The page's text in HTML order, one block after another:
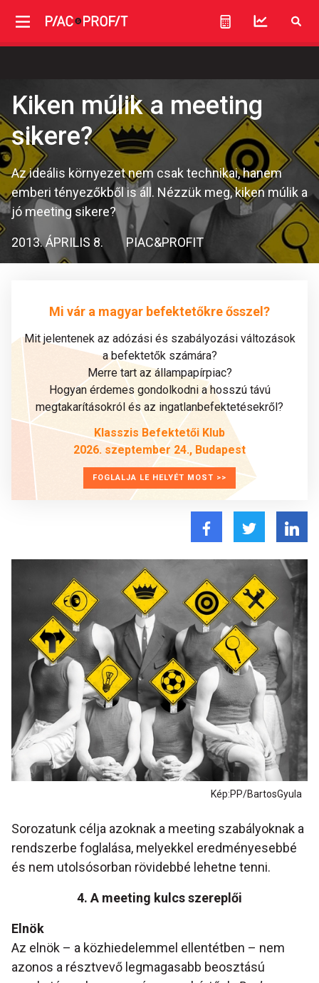
Kiken múlik a meeting
sikere?
Az ideális környezet nem csak technikai, hanem
emberi tényezőkből is áll. Nézzük meg, kiken múlik a
jó meeting sikere?
2013. ÁPRILIS 8. PIAC&PROFIT
Mi vár a magyar befektetőkre ősszel?
Mit jelentenek az adózási és szabályozási változások
a befektetők számára?
Merre tart az állampapírpiac?
Hogyan érdemes gondolkodni a hosszú távú
megtakarításokról és az ingatlanbefektetésekről?
Klasszis Befektetői Klub
2026. szeptember 24., Budapest
FOGLALJA LE HELYÉT MOST >>
Kép:PP/BartosGyula
Sorozatunk célja azoknak a meeting szabályoknak a
rendszerbe foglalása, melyekkel eredményesebbé
és nem utolsósorban rövidebbé lehetne tenni.
4. A meeting kulcs szereplői
Elnök
Az elnök – a közhiedelemmel ellentétben – nem
azonos a résztvevő legmagasabb beosztású